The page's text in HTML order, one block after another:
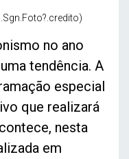
no ano
tendência. A
especial
que realizará
nesta
em